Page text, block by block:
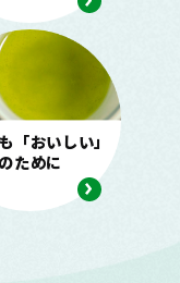
「おいしい」
ために